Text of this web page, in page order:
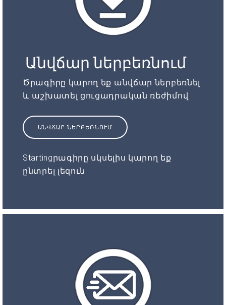
Անվճար ներբեռնում
Ծրագիրը կարող եք անվճար ներբեռնել
և աշխատել ցուցադրական ռեժիմով
ԱՆՎՃԱՐ ՆԵՐԲԵՌՆՈՒՄ
Startingրագիրը սկսելիս կարող եք
ընտրել լեզուն: